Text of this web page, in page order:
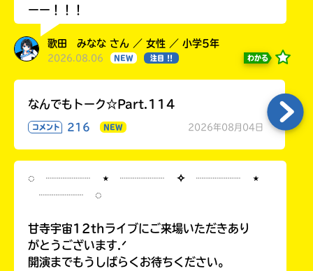
ーー！！！
歌田 みなな さん ／ 女性 ／ 小学5年
2026.08.06 NEW 注目 !! わかる
なんでもトーク☆Part.114
コメント 216 NEW 2026年08月04日
◌ ┈┈┈┈ ⋆ ┈┈┈┈ ✧ ┈┈┈┈ ⋆
┈┈┈┈ ◌
甘寺宇宙12thライブにご来場いただきあり
がとうございます.ᐟ
開演までもうしばらくお待ちください。